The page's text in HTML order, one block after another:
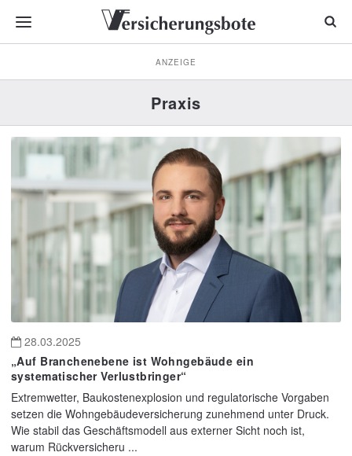
ANZEIGE
Praxis
28.03.2025
„Auf Branchenebene ist Wohngebäude ein
systematischer Verlustbringer“
Extremwetter, Baukostenexplosion und regulatorische Vorgaben
setzen die Wohngebäudeversicherung zunehmend unter Druck.
Wie stabil das Geschäftsmodell aus externer Sicht noch ist,
warum Rückversicheru ...